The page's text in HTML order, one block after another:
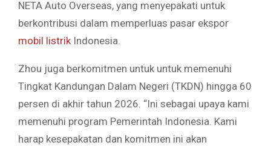
NETA Auto Overseas, yang menyepakati untuk
berkontribusi dalam memperluas pasar ekspor
mobil listrikIndonesia.
Zhou juga berkomitmen untuk untuk memenuhi
Tingkat Kandungan Dalam Negeri (TKDN) hingga 60
persen di akhir tahun 2026. “Ini sebagai upaya kami
memenuhi program Pemerintah Indonesia. Kami
harap kesepakatan dan komitmen ini akan